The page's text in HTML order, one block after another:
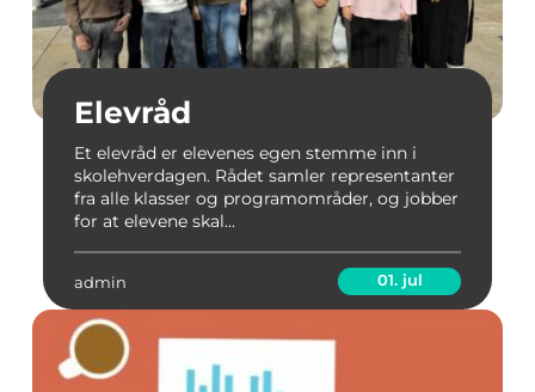
Elevråd
Et elevråd er elevenes egen stemme inn i
skolehverdagen. Rådet samler representanter
fra alle klasser og programområder, og jobber
for at elevene skal...
admin 01. jul